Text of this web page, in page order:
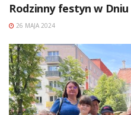
Rodzinny festyn w
26 MAJA 2024